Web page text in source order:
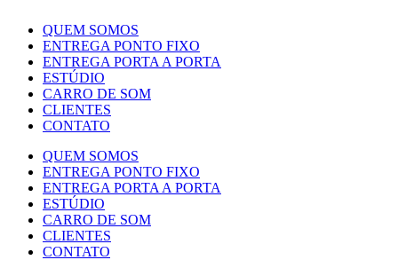
QUEM SOMOS
ENTREGA PONTO FIXO
ENTREGA PORTA A PORTA
ESTÚDIO
CARRO DE SOM
CLIENTES
CONTATO
QUEM SOMOS
ENTREGA PONTO FIXO
ENTREGA PORTA A PORTA
ESTÚDIO
CARRO DE SOM
CLIENTES
CONTATO